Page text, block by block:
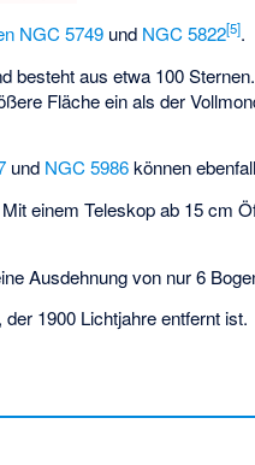
NGC 5749 und NGC 5822[5].
besteht aus etwa 100
Fläche ein als der
und NGC 5986können
einem Teleskop ab 15 cm
Ausdehnung von nur 6
1900 Lichtjahre entfernt ist.